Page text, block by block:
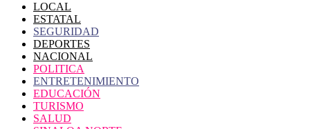
LOCAL
ESTATAL
SEGURIDAD
DEPORTES
NACIONAL
POLITICA
ENTRETENIMIENTO
EDUCACIÓN
TURISMO
SALUD